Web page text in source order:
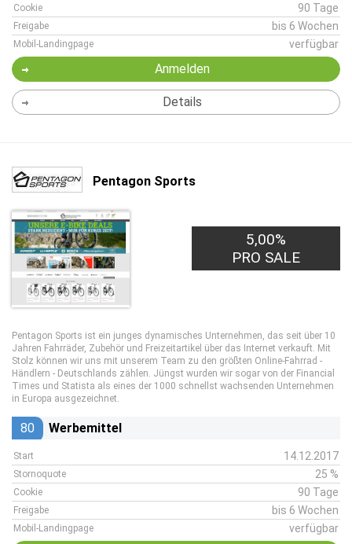
Cookie 90 Tage
Freigabe bis 6 Wochen
Mobil-Landingpage verfügbar
Anmelden
Details
Pentagon Sports
5,00%
PRO SALE
Pentagon Sports ist ein junges dynamisches Unternehmen, das seit über 10
Jahren Fahrräder, Zubehör und Freizeitartikel über das Internet verkauft. Mit
Stolz können wir uns mit unserem Team zu den größten Online-Fahrrad -
Händlern - Deutschlands zählen. Jüngst wurden wir sogar von der Financial
Times und Statista als eines der 1000 schnellst wachsenden Unternehmen
in Europa ausgezeichnet.
80 Werbemittel
Start 14.12.2017
Stornoquote 25 %
Cookie 90 Tage
Freigabe bis 6 Wochen
Mobil-Landingpage verfügbar